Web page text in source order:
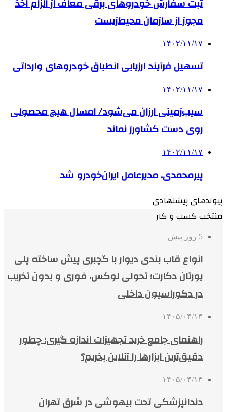
مجوز از سازمان محیط‌زیست
۱۴۰۲/۱۱/۱۷
تسهیل فرآیند ارزیابی انطباق خودروهای وارداتی
۱۴۰۲/۱۱/۱۷
سیب‌زمینی ارزان می‌شود/ امسال هیچ محصولی
روی دست کشاورز نماند
۱۴۰۲/۱۱/۱۷
پیرمحمدی، مدیرعامل ایران‌خودرو شد
پیوندهای پیشنهادی
منتخب کسب و کار
5 روز پیش
انواع قاب بندی دیوار با گچبری پیش ساخته پلی
یورتان دکارت؛ تحولی لوکس، فوری و بدون تخریب
در دکوراسیون داخلی
۱۴۰۵/۰۴/۱۴
راهنمای جامع خرید تجهیزات اندازه گیری؛ چطور
دقیق‌ترین ابزارها را آنلاین بخریم؟
۱۴۰۵/۰۴/۱۳
دندانپزشکی تحت بیهوشی در شرق تهران